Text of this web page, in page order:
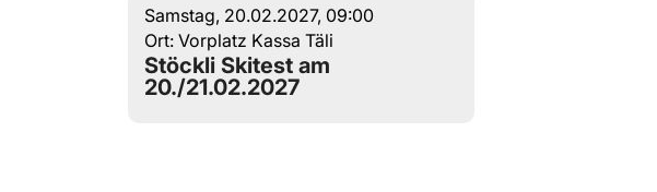
Samstag, 20.02.2027, 09:00
Ort:Vorplatz Kassa Täli
Stöck­li Ski­test am
20./21.02.2027